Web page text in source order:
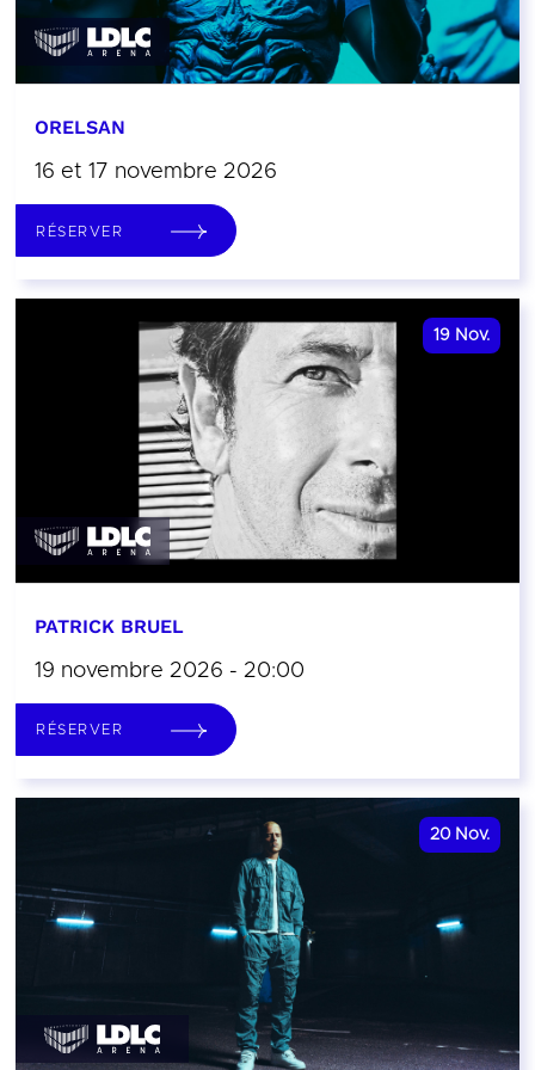
ORELSAN
16 et 17 novembre 2026
RÉSERVER
19 Nov.
PATRICK BRUEL
19 novembre 2026 - 20:00
RÉSERVER
20 Nov.